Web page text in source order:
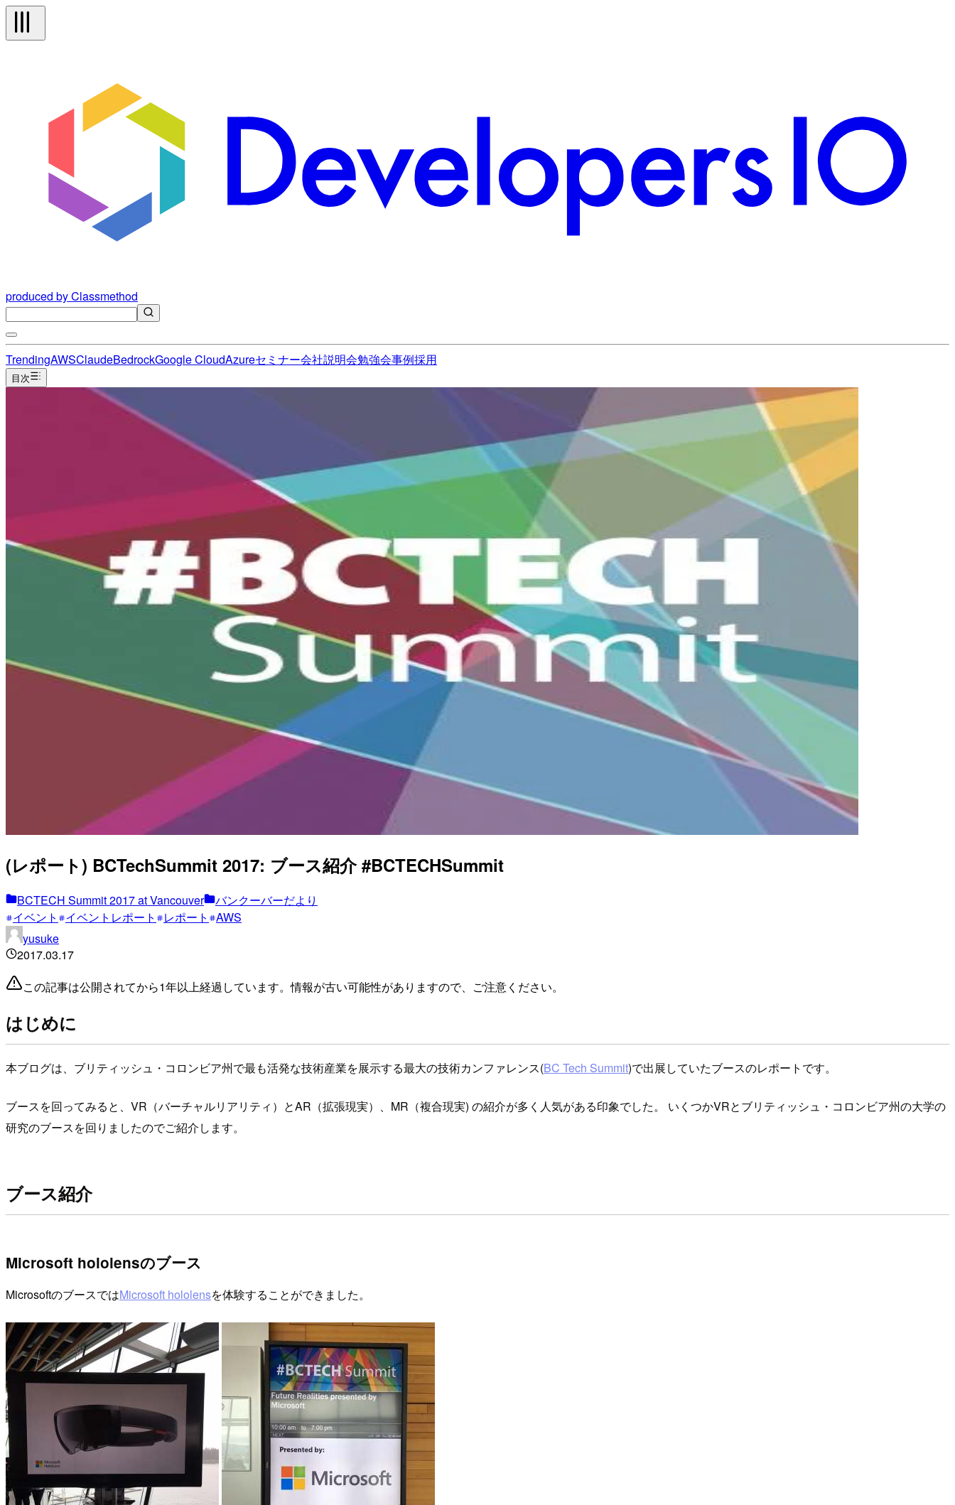
produced by Classmethod
TrendingAWSClaudeBedrockGoogle CloudAzureセミナー会社説明会勉強会事例採用
目次
(レポート) BCTechSummit 2017: ブース紹介 #BCTECHSummit
BCTECH Summit 2017 at Vancouver
バンクーバーだより
イベント
イベントレポート レポート
AWS
yusuke
2017.03.17
この記事は公開されてから1年以上経過しています。情報が古い可能性がありますので、ご注意ください。
はじめに
本ブログは、ブリティッシュ・コロンビア州で最も活発な技術産業を展示する最大の技術カンファレンス(BC Tech Summit)で出展していたブースのレポートです。
ブースを回ってみると、VR（バーチャルリアリティ）とAR（拡張現実）、MR（複合現実) の紹介が多く人気がある印象でした。 いくつかVRとブリティッシュ・コロンビア州の大学の
研究のブースを回りましたのでご紹介します。
ブース紹介
Microsoft hololensのブース
MicrosoftのブースではMicrosoft hololensを体験することができました。